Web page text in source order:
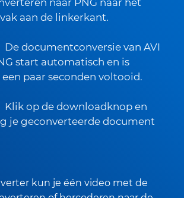
naar PNG naar het
aan de linkerkant.
De documentconversie van AVI
start automatisch en is
paar seconden voltooid.
Klik op de downloadknop en
je geconverteerde document
kun je één video met de